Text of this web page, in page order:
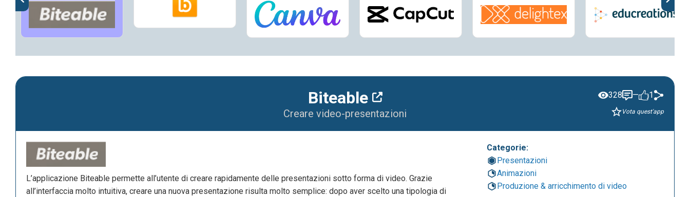
Biteable
Creare video-presentazioni
328 — 1
Vota quest'app
L’applicazione Biteable permette all’utente di creare rapidamente delle presentazioni sotto forma di video. Grazie
all’interfaccia molto intuitiva, creare una nuova presentazione risulta molto semplice: dopo aver scelto una tipologia di
Categorie:
Presentazioni
Animazioni
Produzione & arricchimento di video